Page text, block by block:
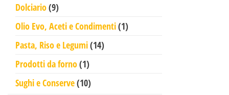
Dolciario 99 prodotti
Olio Evo, Aceti e Condimenti 11 prodotto
Pasta, Riso e Legumi 1414 prodotti
Prodotti da forno 11 prodotto
Sughi e Conserve 1010 prodotti